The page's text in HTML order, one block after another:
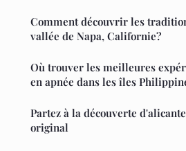
Comment découvrir les
vallée de Napa, Californie?
Où trouver les meilleures
en apnée dans les îles
Partez à la découverte
original